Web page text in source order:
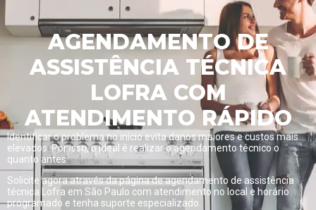
AGENDAMENTO DE
ASSISTÊNCIA TÉCNICA
LOFRA COM
ATENDIMENTO RÁPIDO
Identificar o problema no início evita danos maiores e custos mais
elevados. Por isso, o ideal é realizar o agendamento técnico o
quanto antes.
Solicite agora através da página deagendamento de assistência
técnica Lofra em São Paulo com atendimento no local e horário
programado e tenha suporte especializado.